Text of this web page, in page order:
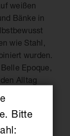
Bitte
weißen
Bänke in
wie Stahl,
wurden.
Epoque,
Alltag
immer